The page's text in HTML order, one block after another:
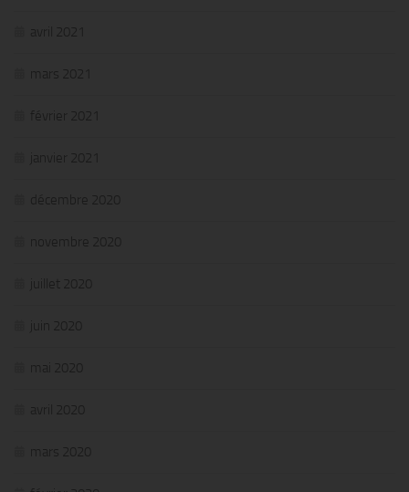
avril 2021
mars 2021
février 2021
janvier 2021
décembre 2020
novembre 2020
juillet 2020
juin 2020
mai 2020
avril 2020
mars 2020